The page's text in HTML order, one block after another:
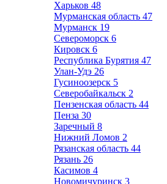
Харьков 48
Мурманская область 47
Мурманск 19
Североморск 6
Кировск 6
Республика Бурятия 47
Улан-Удэ 26
Гусиноозерск 5
Северобайкальск 2
Пензенская область 44
Пенза 30
Заречный 8
Нижний Ломов 2
Рязанская область 44
Рязань 26
Касимов 4
Новомичуринск 3